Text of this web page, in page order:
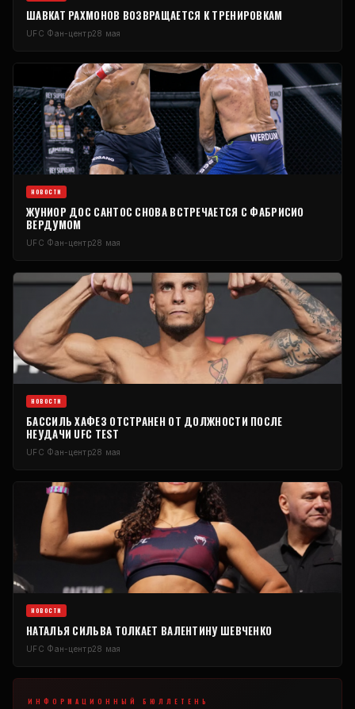
ШАВКАТ РАХМОНОВ ВОЗВРАЩАЕТСЯ К ТРЕНИРОВКАМ
UFC Фан-центр28 мая
НОВОСТИ
ЖУНИОР ДОС САНТОС СНОВА ВСТРЕЧАЕТСЯ С ФАБРИСИО
ВЕРДУМОМ
UFC Фан-центр28 мая
НОВОСТИ
БАССИЛЬ ХАФЕЗ ОТСТРАНЕН ОТ ДОЛЖНОСТИ ПОСЛЕ
НЕУДАЧИ UFC TEST
UFC Фан-центр28 мая
НОВОСТИ
НАТАЛЬЯ СИЛЬВА ТОЛКАЕТ ВАЛЕНТИНУ ШЕВЧЕНКО
UFC Фан-центр28 мая
ИНФОРМАЦИОННЫЙ БЮЛЛЕТЕНЬ